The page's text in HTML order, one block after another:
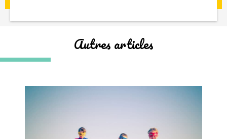
Autres articles